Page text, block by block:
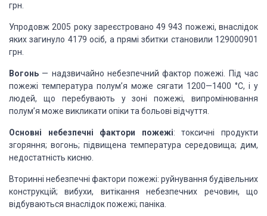
грн.
Упродовж 2005 року зареєстровано 49 943 пожежі, внаслідок
яких загинуло 4179 осіб, а прямі збитки становили 129000901
грн.
Вогонь — надзвичайно небезпечний фактор пожежі. Під час
пожежі температура полум’я може сягати 1200—1400 °С, і у
людей, що перебувають у зоні пожежі, випромінювання
полум’я може викликати опіки та больові відчуття.
Основні небезпечні фактори пожежі: токсичні продукти
згоряння; вогонь; підвищена температура середовища; дим,
недостатність кисню.
Вторинні небезпечні фактори пожежі: руйнування будівельних
конструкцій; вибухи, витікання небезпечних речовин, що
відбуваються внаслідок пожежі; паніка.